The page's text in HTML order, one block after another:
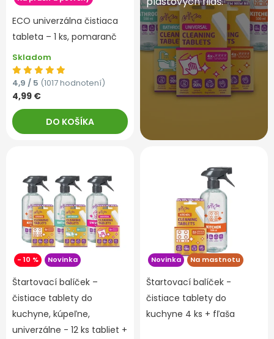
ECO univerzálna čistiaca
tableta – 1 ks, pomaranč
Skladom
4,9 / 5 (1017 hodnotení)
4,99 €
DO KOŠÍKA
- 10 % Novinka
Štartovací balíček –
čistiace tablety do
kuchyne, kúpeľne,
univerzálne - 12 ks tabliet +
Novinka Na mastnotu
Štartovací balíček -
čistiace tablety do
kuchyne 4 ks + fľaša